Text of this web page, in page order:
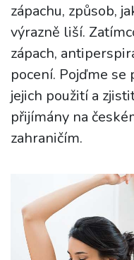
zápachu, způsob,
výrazně liší.
zápach,
pocení. Pojďme
jejich použití a
přijímány na
zahraničím.